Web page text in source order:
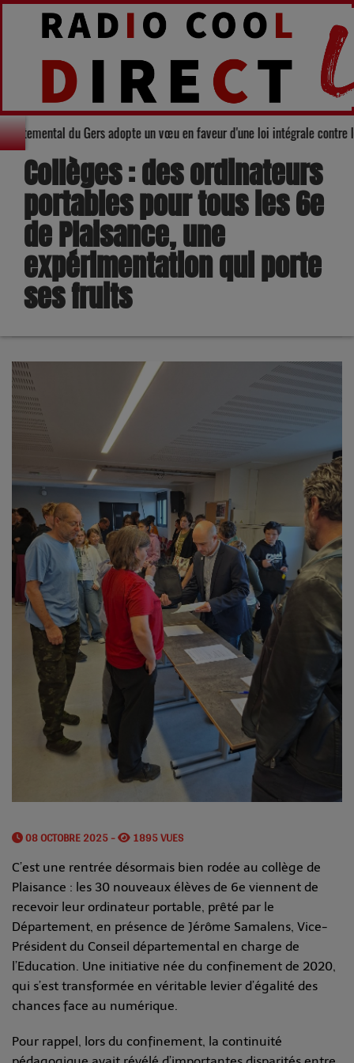
départemental du Gers adopte un vœu en faveur d'une loi
Collèges : des ordinateurs
portables pour tous les 6e
de Plaisance, une
expérimentation qui porte
ses fruits
08 OCTOBRE 2025 - 1895 VUES
C’est une rentrée désormais bien rodée au collège de
Plaisance : les 30 nouveaux élèves de 6e viennent de
recevoir leur ordinateur portable, prêté par le
Département, en présence de Jérôme Samalens, Vice-
Président du Conseil départemental en charge de
l’Education. Une initiative née du confinement de 2020,
qui s’est transformée en véritable levier d’égalité des
chances face au numérique.
Pour rappel, lors du confinement, la continuité